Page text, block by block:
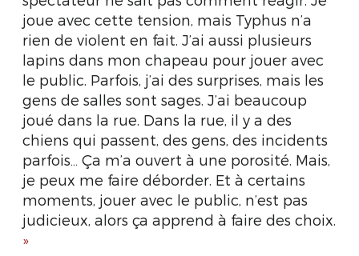
joue avec cette tension, mais Typhus n’a
rien de violent en fait. J’ai aussi plusieurs
lapins dans mon chapeau pour jouer avec
le public. Parfois, j’ai des surprises, mais les
gens de salles sont sages. J’ai beaucoup
joué dans la rue. Dans la rue, il y a des
chiens qui passent, des gens, des incidents
parfois… Ça m’a ouvert à une porosité. Mais,
je peux me faire déborder. Et à certains
moments, jouer avec le public, n’est pas
judicieux, alors ça apprend à faire des choix.
»